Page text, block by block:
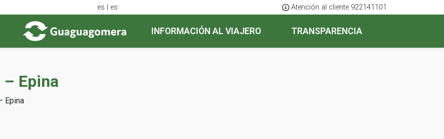
es | es Atención al cliente 922141101
INFORMACIÓN AL VIAJERO TRANSPARENCIA
– Epina
Epina